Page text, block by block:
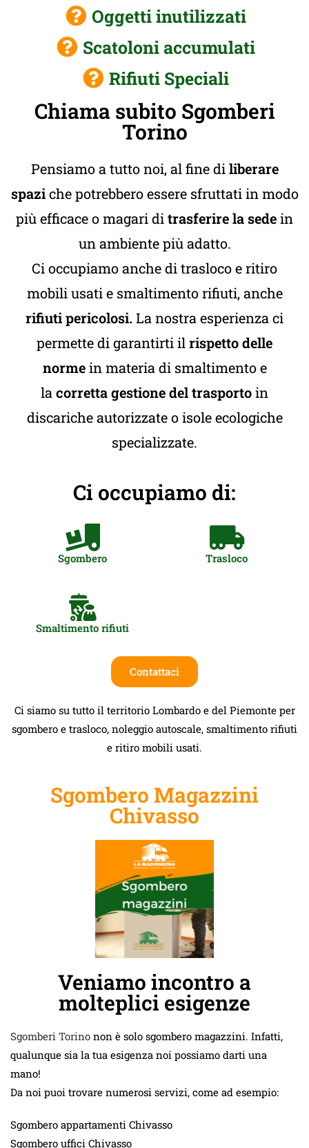
Oggetti inutilizzati
Scatoloni accumulati
Rifiuti Speciali
Chiama subito Sgomberi
Torino
Pensiamo a tutto noi, al fine diliberare
spaziche potrebbero essere sfruttati in modo
più efficace o magari ditrasferire la sedein
un ambiente più adatto.
Ci occupiamo anche di trasloco e ritiro
mobili usati e smaltimento rifiuti, anche
rifiuti pericolosi. La nostra esperienza ci
permette di garantirti ilrispetto delle
normein materia di smaltimento e
la corretta gestione del trasportoin
discariche autorizzate o isole ecologiche
specializzate.
Ci occupiamo di:
Sgombero Trasloco
Smaltimento rifiuti
Contattaci
Ci siamo su tutto il territorio Lombardo e del Piemonte per
sgombero e trasloco, noleggio autoscale, smaltimento rifiuti
e ritiro mobili usati.
Sgombero Magazzini
Chivasso
Veniamo incontro a
molteplici esigenze
Sgomberi Torino non è solo sgombero magazzini. Infatti,
qualunque sia la tua esigenza noi possiamo darti una
mano!
Da noi puoi trovare numerosi servizi, come ad esempio:
Sgombero appartamenti Chivasso
Sgombero uffici Chivasso